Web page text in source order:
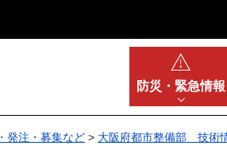
防災・ 緊急情報
発注・募集など > 大阪府都市整備部 技術